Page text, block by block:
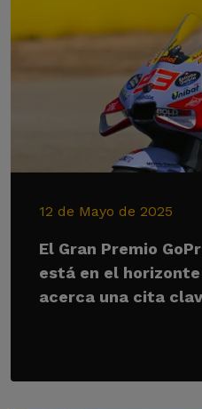
12 de Mayo de 2025
El Gran Premio
está en el horizonte
acerca una cita